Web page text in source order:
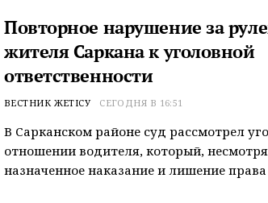
Повторное нарушение за
жителя Саркана к уголовной
ответственности
ВЕСТНИК ЖЕТІСУ СЕГОДНЯ В 16:51
В Сарканском районе суд рассмотрел
отношении водителя, который,
назначенное наказание и лишение права